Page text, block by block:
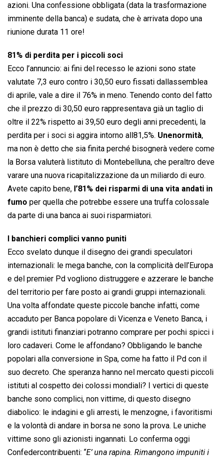
azioni. Una confessione obbligata (data la trasformazione
imminente della banca) e sudata, che è arrivata dopo una
riunione durata 11 ore!
81% di perdita per i piccoli soci
Ecco l’annuncio: ai fini del recesso le azioni sono state
valutate 7,3 euro contro i 30,50 euro fissati dallassemblea
di aprile, vale a dire il 76% in meno. Tenendo conto del fatto
che il prezzo di 30,50 euro rappresentava già un taglio di
oltre il 22% rispetto ai 39,50 euro degli anni precedenti, la
perdita per i soci si aggira intorno all81,5%. Unenormità,
ma non è detto che sia finita perché bisognerà vedere come
la Borsa valuterà listituto di Montebelluna, che peraltro deve
varare una nuova ricapitalizzazione da un miliardo di euro.
Avete capito bene, l’81% dei risparmi di una vita andati in
fumo per quella che potrebbe essere una truffa colossale
da parte di una banca ai suoi risparmiatori.
I banchieri complici vanno puniti
Ecco svelato dunque il disegno dei grandi speculatori
internazionali: le mega banche, con la complicità dell’Europa
e del premier Pd vogliono distruggere e azzerare le banche
del territorio per fare posto ai grandi gruppi internazionali.
Una volta affondate queste piccole banche infatti, come
accaduto per Banca popolare di Vicenza e Veneto Banca, i
grandi istituti finanziari potranno comprare per pochi spicci i
loro cadaveri. Come le affondano? Obbligando le banche
popolari alla conversione in Spa, come ha fatto il Pd con il
suo decreto. Che speranza hanno nel mercato questi piccoli
istituti al cospetto dei colossi mondiali? I vertici di queste
banche sono complici, non vittime, di questo disegno
diabolico: le indagini e gli arresti, le menzogne, i favoritismi
e la volontà di andare in borsa ne sono la prova. Le uniche
vittime sono gli azionisti ingannati. Lo conferma oggi
Confedercontribuenti: “E’ una rapina. Rimangono impuniti i